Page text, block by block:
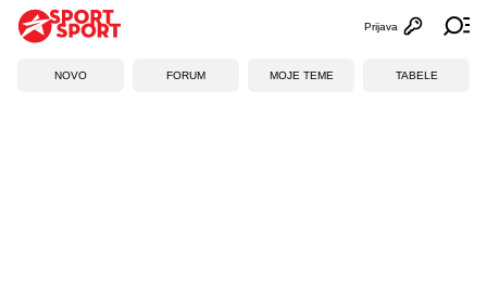
Otvori
Prijava
NOVO FORUM MOJE TEME TABELE